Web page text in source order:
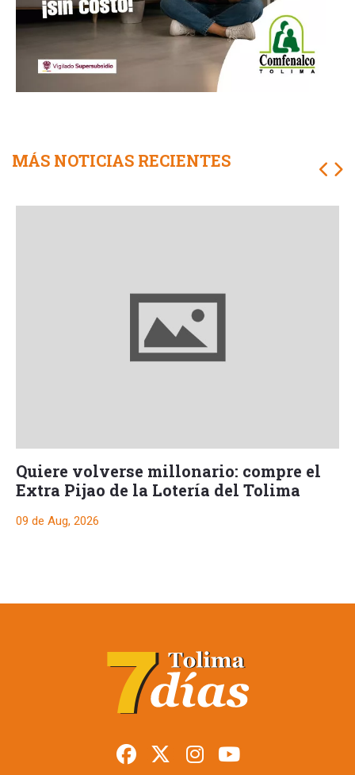
MÁS NOTICIAS RECIENTES
Quiere volverse millonario: compre el
Extra Pijao de la Lotería del Tolima
09 de Aug, 2026
pavimentación en
uno de los tramos
hacia El Salado